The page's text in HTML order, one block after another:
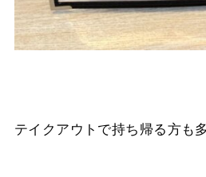
テイクアウトで持ち帰る方も